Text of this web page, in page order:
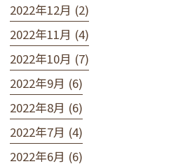
2022年12月 (2)
2022年11月 (4)
2022年10月 (7)
2022年9月 (6)
2022年8月 (6)
2022年7月 (4)
2022年6月 (6)